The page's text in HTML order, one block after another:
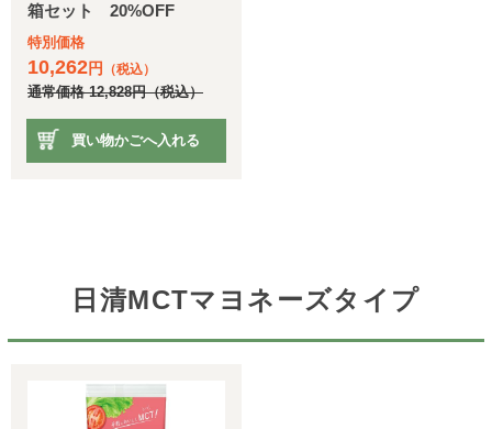
箱セット 20%OFF
特別価格
10,262円 （税込）
通常価格12,828円（税込）
買い物かごへ入れる
日清MCTマヨネーズタイプ